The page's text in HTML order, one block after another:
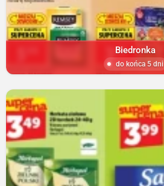
Biedronka
do końca 5 dni